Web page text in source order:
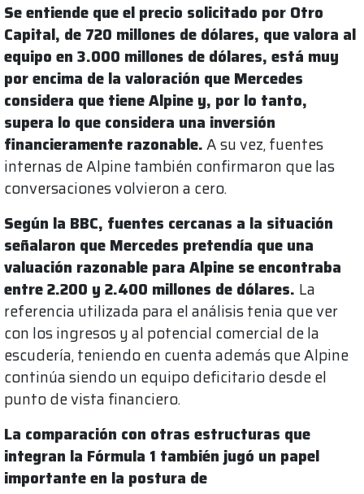
Se entiende que el precio solicitado por Otro
Capital, de 720 millones de dólares, que valora al
equipo en 3.000 millones de dólares, está muy
por encima de la valoración que Mercedes
considera que tiene Alpine y, por lo tanto,
supera lo que considera una inversión
financieramente razonable.A su vez, fuentes
internas de Alpine también confirmaron que las
conversaciones volvieron a cero.
Según la BBC, fuentes cercanas a la situación
señalaron que Mercedes pretendía que una
valuación razonable para Alpine se encontraba
entre 2.200 y 2.400 millones de dólares. La
referencia utilizada para el análisis tenia que ver
con los ingresos y al potencial comercial de la
escudería, teniendo en cuenta además que Alpine
continúa siendo un equipo deficitario desde el
punto de vista financiero.
La comparación con otras estructuras que
integran la Fórmula 1 también jugó un papel
importante en la postura de